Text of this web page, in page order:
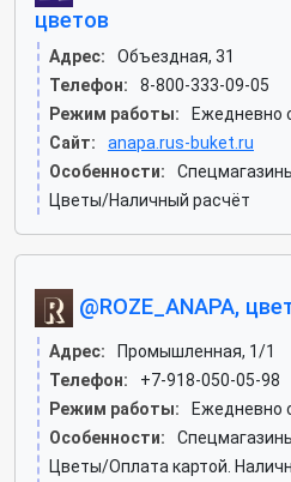
цветов
Адрес:
Объездная, 31
Телефон:
8-800-333-09-05
Режим работы:
Ежедневно
Сайт:
anapa.rus-buket.ru
Особенности:
Цветы/Наличный расчёт
@ROZE_ANAPA,
Адрес:
Промышленная, 1/1
Телефон:
+7-918-050-05-98
Режим работы:
Ежедневно
Особенности:
Цветы/Оплата картой.